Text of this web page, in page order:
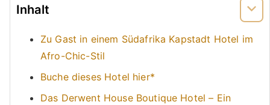
Inhalt
Zu Gast in einem Südafrika Kapstadt Hotel im
Afro-Chic-Stil
Buche dieses Hotel hier*
Das Derwent House Boutique Hotel – Ein